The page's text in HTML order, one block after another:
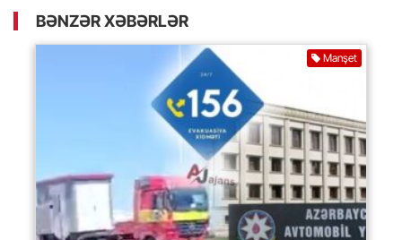
BƏNZƏR XƏBƏRLƏR
Manşet